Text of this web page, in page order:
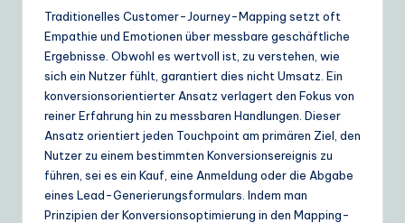
D
ai
ly
G
ui
d
Traditionelles Customer-Journey-Mapping setzt oft
Empathie und Emotionen über messbare geschäftliche
Ergebnisse. Obwohl es wertvoll ist, zu verstehen, wie
sich ein Nutzer fühlt, garantiert dies nicht Umsatz. Ein
konversionsorientierter Ansatz verlagert den Fokus von
reiner Erfahrung hin zu messbaren Handlungen. Dieser
Ansatz orientiert jeden Touchpoint am primären Ziel, den
Nutzer zu einem bestimmten Konversionsereignis zu
führen, sei es ein Kauf, eine Anmeldung oder die Abgabe
eines Lead-Generierungsformulars. Indem man
Prinzipien der Konversionsoptimierung in den Mapping-